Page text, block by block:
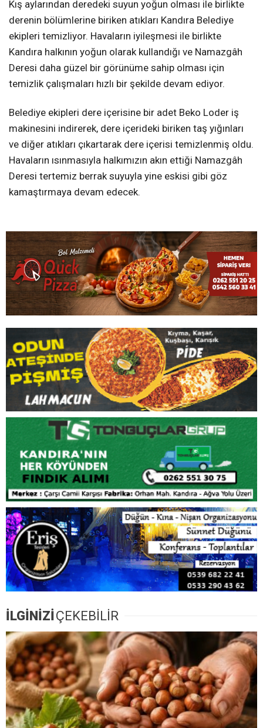
Kış aylarından deredeki suyun yoğun olması ile birlikte
derenin bölümlerine biriken atıkları Kandıra Belediye
ekipleri temizliyor. Havaların iyileşmesi ile birlikte
Kandıra halkının yoğun olarak kullandığı ve Namazgâh
Deresi daha güzel bir görünüme sahip olması için
temizlik çalışmaları hızlı bir şekilde devam ediyor.
Belediye ekipleri dere içerisine bir adet Beko Loder iş
makinesini indirerek, dere içerideki biriken taş yığınları
ve diğer atıkları çıkartarak dere içerisi temizlenmiş oldu.
Havaların ısınmasıyla halkımızın akın ettiği Namazgâh
Deresi tertemiz berrak suyuyla yine eskisi gibi göz
kamaştırmaya devam edecek.
İLGİNİZİÇEKEBİLİR